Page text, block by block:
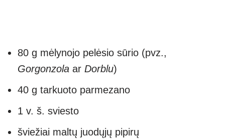
80 g mėlynojo pelėsio sūrio (pvz.,
Gorgonzola ar Dorblu)
40 g tarkuoto parmezano
1 v. š. sviesto
šviežiai maltų juodųjų pipirų